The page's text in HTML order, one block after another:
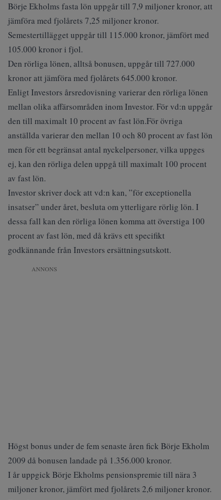
Börje Ekholms fasta lön uppgår till 7,9 miljoner kronor, att
jämföra med fjolårets 7,25 miljoner kronor.
Semestertillägget uppgår till 115.000 kronor, jämfört med
105.000 kronor i fjol.
Den rörliga lönen, alltså bonusen, uppgår till 727.000
kronor att jämföra med fjolårets 645.000 kronor.
Enligt Investors årsredovisning varierar den rörliga lönen
mellan olika affärsområden inom Investor. För vd:n uppgår
den till maximalt 10 procent av fast lön.För övriga
anställda varierar den mellan 10 och 80 procent av fast lön
men för ett begränsat antal nyckelpersoner, vilka uppges
ej, kan den rörliga delen uppgå till maximalt 100 procent
av fast lön.
Investor skriver dock att vd:n kan, ”för exceptionella
insatser” under året, besluta om ytterligare rörlig lön. I
dessa fall kan den rörliga lönen komma att överstiga 100
procent av fast lön, med då krävs ett specifikt
godkännande från Investors ersättningsutskott.
ANNONS
Högst bonus under de fem senaste åren fick Börje Ekholm
2009 då bonusen landade på 1.356.000 kronor.
I år uppgick Börje Ekholms pensionspremie till nära 3
miljoner kronor, jämfört med fjolårets 2,6 miljoner kronor.